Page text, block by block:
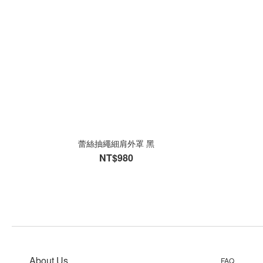
蕾絲抽繩細肩外罩 黑
NT$980
FAQ